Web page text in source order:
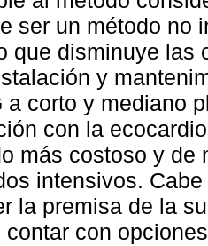
ser un método no
que disminuye las
y
a corto y mediano
con la
más costoso y de
intensivos.
la premisa de la
contar con